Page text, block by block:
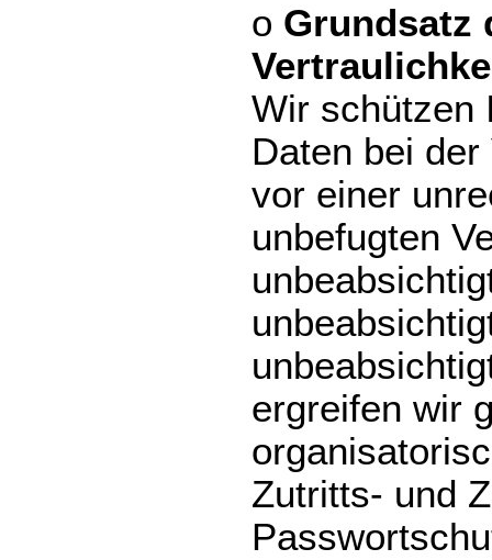
o Grundsatz
Wir schützen
Daten bei
vor einer
unbefugten
ergreifen wir
Zutritts- und